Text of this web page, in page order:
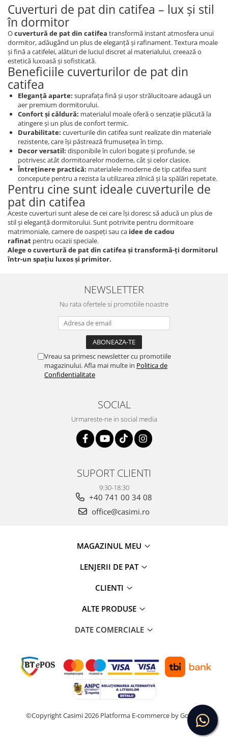
Cuverturi de pat din catifea – lux și stil
în dormitor
Ocuvertură de pat din catifea transformă instant atmosfera unui
dormitor, adăugând un plus de eleganță și rafinament. Textura moale
și fină a catifelei, alături de luciul discret al materialului, creează o
estetică luxoasă și sofisticată.
Beneficiile cuverturilor de pat din
catifea
Eleganță aparte: suprafața fină și ușor strălucitoare adaugă un
aer premium dormitorului.
Confort și căldură: materialul moale oferă o senzație plăcută la
atingere și un plus de confort termic.
Durabilitate: cuverturile din catifea sunt realizate din materiale
rezistente, care își păstrează frumusețea în timp.
Decor versatil: disponibile în culori bogate și profunde, se
potrivesc atât dormitoarelor moderne, cât și celor clasice.
Întreținere practică: materialele moderne de tip catifea sunt
concepute pentru a rezista la utilizarea zilnică și la spălări repetate.
Pentru cine sunt ideale cuverturile de
pat din catifea
Aceste cuverturi sunt alese de cei care își doresc să aducă un plus de
stil și eleganță dormitorului. Sunt potrivite pentru dormitoare
matrimoniale, camere de oaspeți sau ca idee de cadou
rafinat pentru ocazii speciale.
Alege o cuvertură de pat din catifea și transformă-ți dormitorul
într-un spațiu luxos și primitor.
NEWSLETTER
Nu rata ofertele si promotiile noastre
Vreau sa primesc newsletter cu promotiile
magazinului. Afla mai multe in Politica de
Confidentialitate
SOCIAL
Urmareste-ne in social media
SUPORT CLIENTI
9:30-18:30
+40 741 00 34 08
office@casimi.ro
MAGAZINUL MEU
LENJERII DE PAT
CLIENTI
ALTE PRODUSE
DATE COMERCIALE
©Copyright Casimi 2026 Platforma E-commerce by Gomag